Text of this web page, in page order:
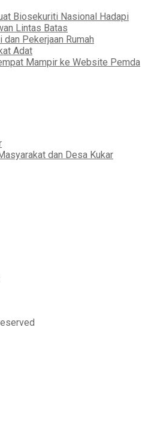
Biosekuriti Nasional Hadapi
Lintas Batas
dan Pekerjaan Rumah
Adat
Mampir ke Website Pemda
dan Desa Kukar